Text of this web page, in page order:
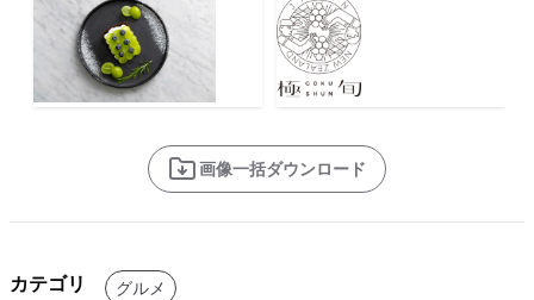
画像一括ダウンロード
カテゴリ グルメ